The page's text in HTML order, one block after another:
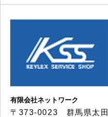
有限会社ネットワーク
〒373-0023 群馬県太